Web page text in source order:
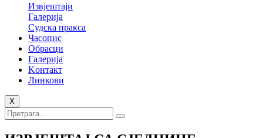
Извјештаји
Галерија
Судска пракса
Часопис
Обрасци
Галерија
Kонтакт
Линкови
X